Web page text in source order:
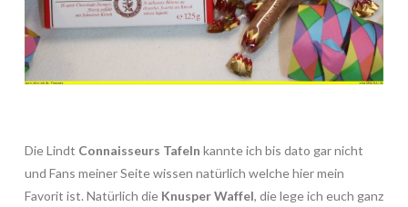
Die Lindt Connaisseurs Tafeln kannte ich bis dato gar nicht
und Fans meiner Seite wissen natürlich welche hier mein
Favorit ist. Natürlich die Knusper Waffel, die lege ich euch ganz